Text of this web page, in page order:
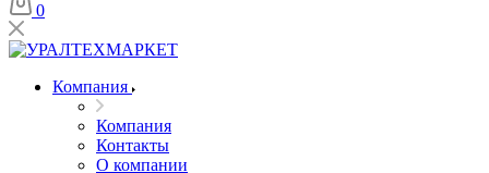
0
Компания
Компания
Контакты
О компании